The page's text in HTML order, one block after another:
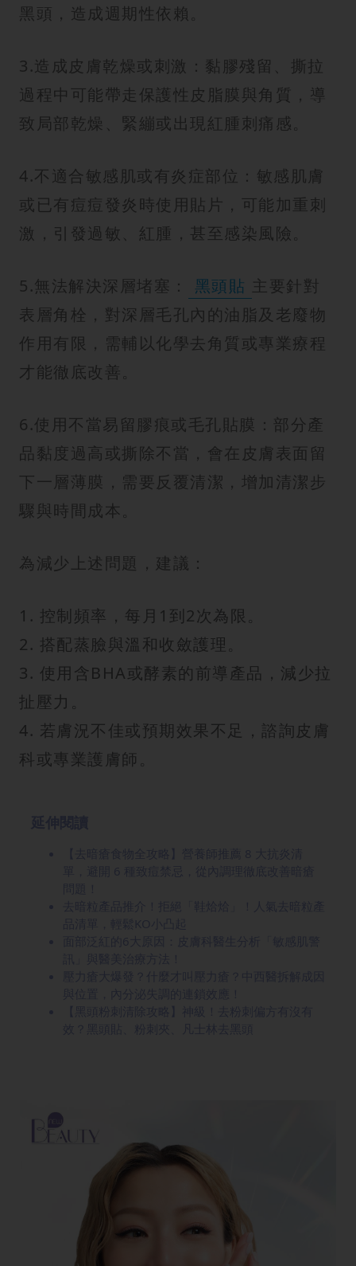
黑頭，造成週期性依賴。
3.造成皮膚乾燥或刺激：黏膠殘留、撕拉
過程中可能帶走保護性皮脂膜與角質，導
致局部乾燥、緊繃或出現紅腫刺痛感。
4.不適合敏感肌或有炎症部位：敏感肌膚
或已有痘痘發炎時使用貼片，可能加重刺
激，引發過敏、紅腫，甚至感染風險。
5.無法解決深層堵塞： 黑頭貼 主要針對
表層角栓，對深層毛孔內的油脂及老廢物
作用有限，需輔以化學去角質或專業療程
才能徹底改善。
6.使用不當易留膠痕或毛孔貼膜：部分產
品黏度過高或撕除不當，會在皮膚表面留
下一層薄膜，需要反覆清潔，增加清潔步
驟與時間成本。
為減少上述問題，建議：
1. 控制頻率，每月1到2次為限。
2. 搭配蒸臉與溫和收斂護理。
3. 使用含BHA或酵素的前導產品，減少拉
扯壓力。
4. 若膚況不佳或預期效果不足，諮詢皮膚
科或專業護膚師。